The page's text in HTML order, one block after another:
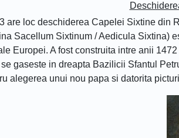
are loc deschiderea Capelei Sixtine
Sacellum Sixtinum / Aedicula Sixtina)
Europei. A fost construita intre anii
gaseste in dreapta Bazilicii Sfantul
alegerea unui nou papa si datorita